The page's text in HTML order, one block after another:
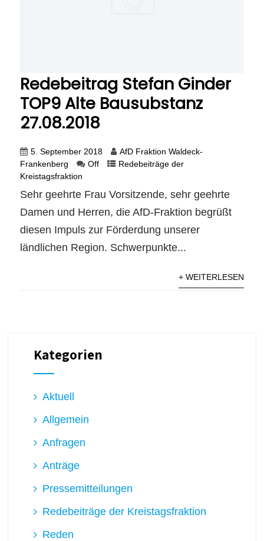
Redebeitrag Stefan Ginder
TOP9 Alte Bausubstanz
27.08.2018
5. September 2018
AfD Fraktion Waldeck-
Frankenberg
Off
Redebeiträge der
Kreistagsfraktion
Sehr geehrte Frau Vorsitzende, sehr geehrte
Damen und Herren, die AfD-Fraktion begrüßt
diesen Impuls zur Förderdung unserer
ländlichen Region. Schwerpunkte...
+ WEITERLESEN
Kategorien
Aktuell
Allgemein
Anfragen
Anträge
Pressemitteilungen
Redebeiträge der Kreistagsfraktion
Reden